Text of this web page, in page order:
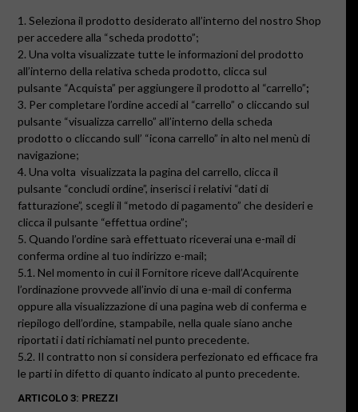
1. Seleziona il prodotto desiderato all’interno del nostro Shop
per accedere alla “scheda prodotto”;
2. Una volta visualizzate tutte le informazioni del prodotto
all’interno della relativa scheda prodotto, clicca sul
pulsante “Acquista” per aggiungere il prodotto al “carrello”;
3. Per completare l’ordine accedi al “carrello” o cliccando sul
pulsante “visualizza carrello” all’interno della scheda
prodotto o cliccando sull’ “icona carrello” in alto nel menù di
navigazione;
4. Una volta visualizzata la pagina del carrello, clicca il
pulsante “concludi ordine”, inserisci i relativi “dati di
fatturazione”, scegli il “metodo di pagamento” che desideri e
clicca il pulsante “effettua ordine”;
5. Quando l’ordine sarà effettuato riceverai una e-mail di
conferma ordine al tuo indirizzo e-mail;
5.1. Nel momento in cui il Fornitore riceve dall’Acquirente
l’ordinazione provvede all’invio di una e-mail di conferma
oppure alla visualizzazione di una pagina web di conferma e
riepilogo dell’ordine, stampabile, nella quale siano anche
riportati i dati richiamati nel punto precedente.
5.2. Il contratto non si considera perfezionato ed efficace fra
le parti in difetto di quanto indicato al punto precedente.
ARTICOLO 3: PREZZI